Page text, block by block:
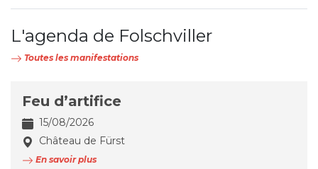
L'agenda de Folschviller
Toutes les manifestations
Feu d’artifice
15/08/2026
Château de Fürst
En savoir plus